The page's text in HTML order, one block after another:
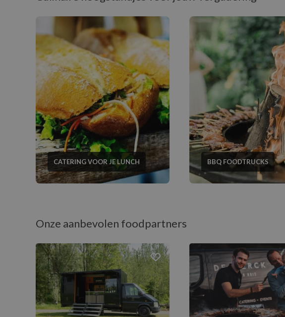
CATERING VOOR JE LUNCH BBQ FOODTRUCKS
Onze aanbevolen foodpartners